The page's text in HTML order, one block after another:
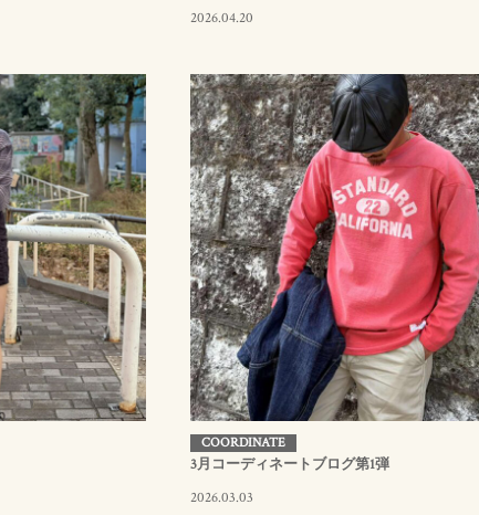
2026.04.20
COORDINATE
3月コーディネートブログ第1弾
2026.03.03